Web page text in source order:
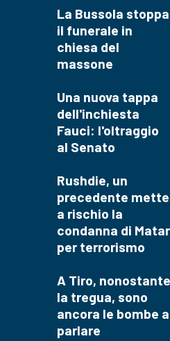
La Bussola stoppa
il funerale in
chiesa del
massone
Una nuova tappa
dell'inchiesta
Fauci: l'oltraggio
al Senato
Rushdie, un
precedente mette
a rischio la
condanna di Matar
per terrorismo
A Tiro, nonostante
la tregua, sono
ancora le bombe a
parlare